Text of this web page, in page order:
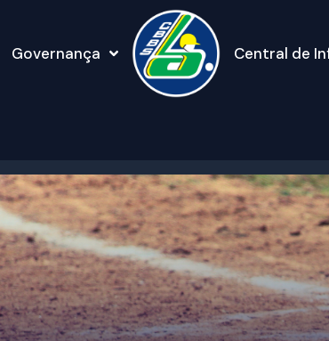
Governança Central de